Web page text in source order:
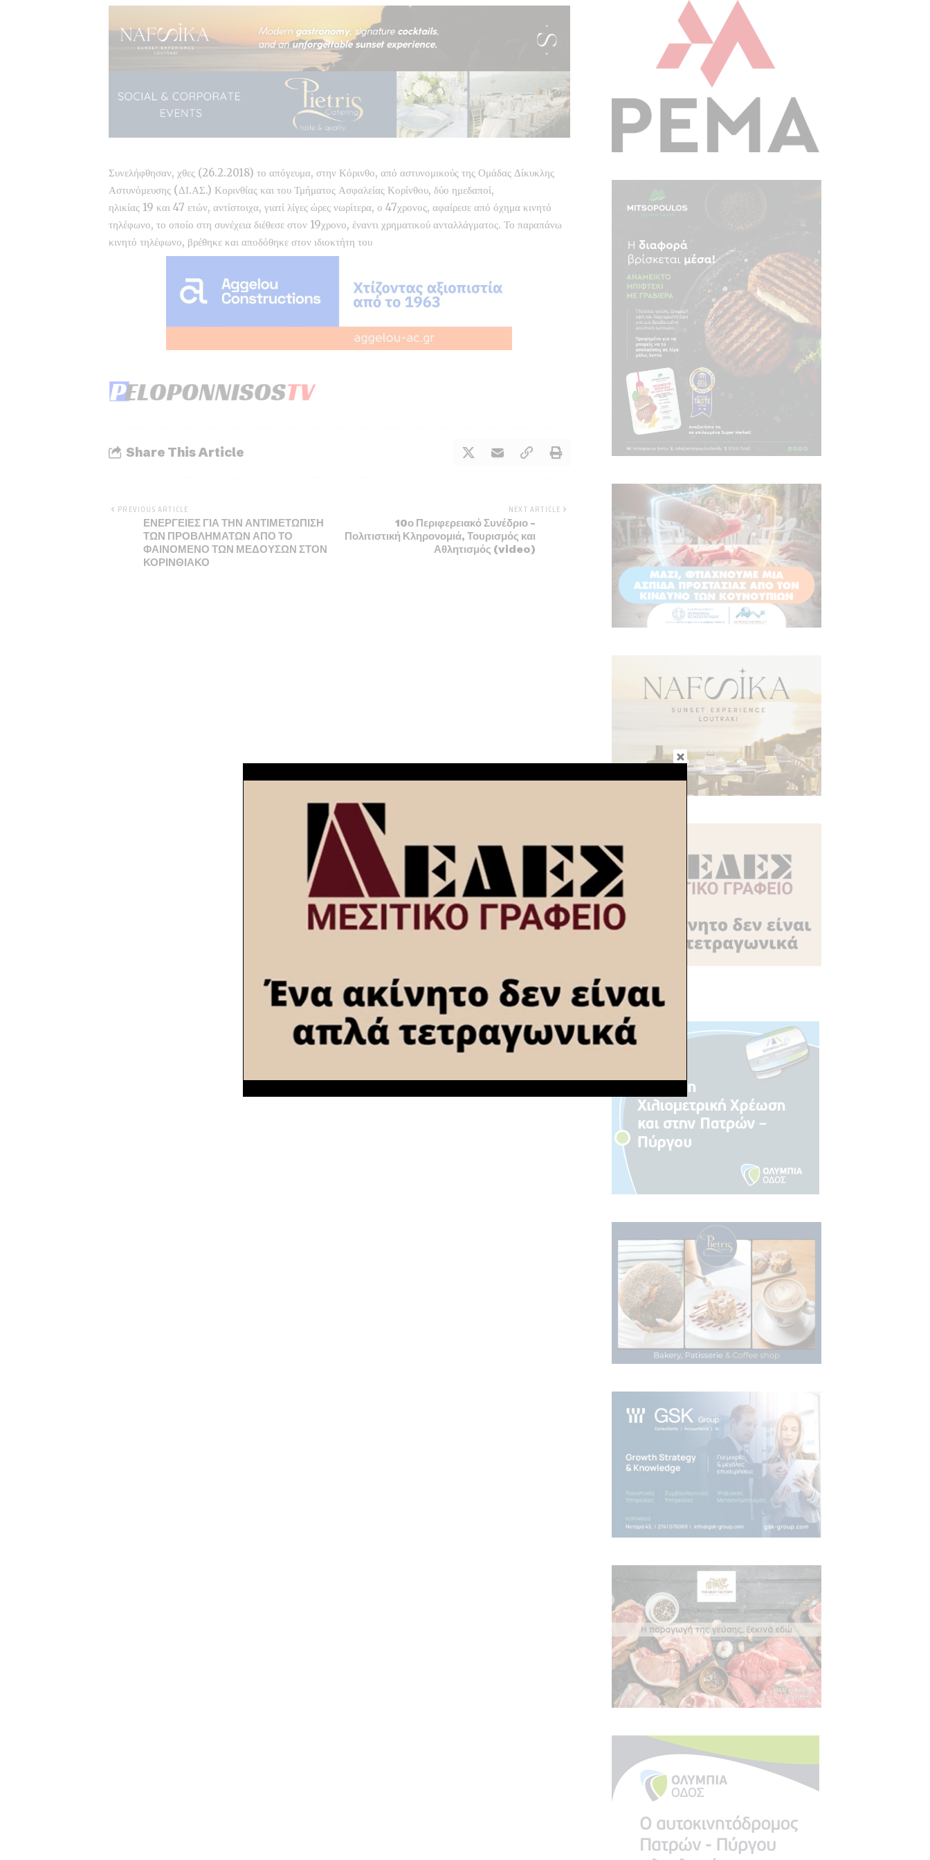
Συνελήφθησαν, χθες (26.2.2018) το απόγευμα, στην Κόρινθο, από αστυνομικούς της Ομάδας Δίκυκλης
Αστυνόμευσης (ΔΙ.ΑΣ.) Κορινθίας και του Τμήματος Ασφαλείας Κορίνθου, δύο ημεδαποί,
ηλικίας 19 και 47 ετών, αντίστοιχα, γιατί λίγες ώρες νωρίτερα, ο 47χρονος, αφαίρεσε από όχημα κινητό
τηλέφωνο, το οποίο στη συνέχεια διέθεσε στον 19χρονο, έναντι χρηματικού ανταλλάγματος. Το παραπάνω
κινητό τηλέφωνο, βρέθηκε και αποδόθηκε στον ιδιοκτήτη του
Share This Article
PREVIOUS ARTICLE
ΕΝΕΡΓΕΙΕΣ ΓΙΑ ΤΗΝ ΑΝΤΙΜΕΤΩΠΙΣΗ
ΤΩΝ ΠΡΟΒΛΗΜΑΤΩΝ ΑΠΟ ΤΟ
ΦΑΙΝΟΜΕΝΟ ΤΩΝ ΜΕΔΟΥΣΩΝ ΣΤΟΝ
ΚΟΡΙΝΘΙΑΚΟ
NEXT ARTICLE
10ο Περιφερειακό Συνέδριο –
Πολιτιστική Κληρονομιά, Τουρισμός και
Αθλητισμός (video)